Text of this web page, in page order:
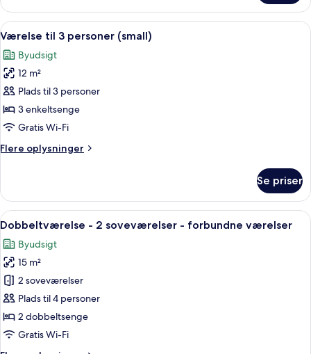
dobbeltværelse
(small)
Indlæs
alle
billeder
af
Værelse
til
3
(small)
Udsigt gennem et vindue af et
4
Værelse til 3 personer (small)
Byudsigt
12 m²
Plads til 3 personer
3 enkeltsenge
Gratis Wi-Fi
Flere oplysninger
Flere
til
personer
Se priser
Indlæs
alle
billeder
af
Dobbeltværelse
-
2
soveværelser
Et hotelværelse med en stor seng,
3
Dobbeltværelse - 2 soveværelser - forbundne værelser
Byudsigt
15 m²
2 soveværelser
Plads til 4 personer
2 dobbeltsenge
Gratis Wi-Fi